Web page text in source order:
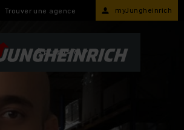
Trouver une agence myJungheinrich
À propos ?